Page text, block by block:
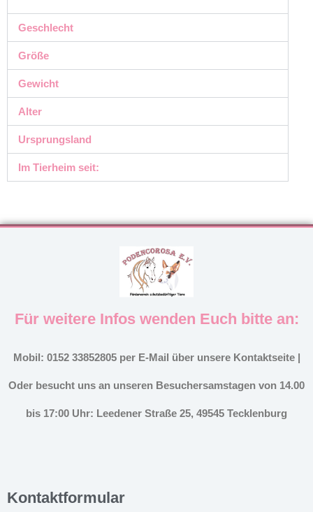
Geschlecht
Größe
Gewicht
Alter
Ursprungsland
Im Tierheim seit:
Für weitere Infos wenden Euch bitte an:
Mobil: 0152 33852805 per E-Mail über unsere Kontaktseite |
Oder besucht uns an unseren Besuchersamstagen von 14.00
bis 17:00 Uhr: Leedener Straße 25, 49545 Tecklenburg
Kontaktformular